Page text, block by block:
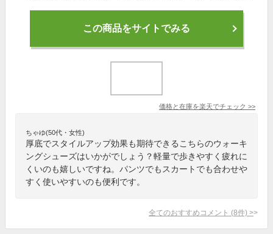
この商品をサイトでみる
価格と在庫を楽天でチェック >>
ちゃゆ(50代・女性)
厚底でスタイルアップ効果も期待できるこちらのウォーキ
ングシューズはいかがでしょう？軽量で歩きやすく疲れに
くいのも嬉しいですね。パンツでもスカートでも合わせや
すく使いやすいのも便利です。
全てのおすすめコメント (8件) >